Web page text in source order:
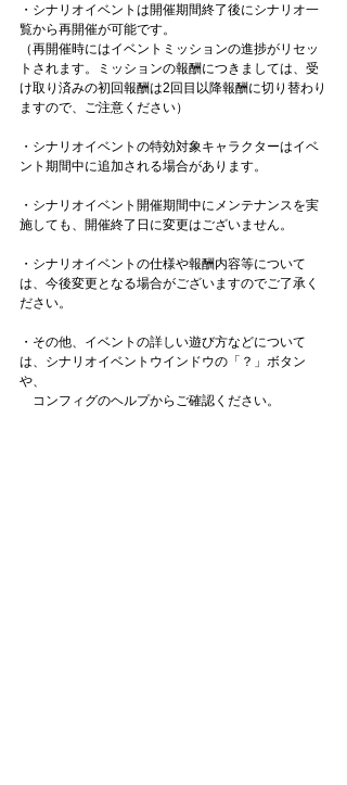
・シナリオイベントは開催期間終了後にシナリオ一
覧から再開催が可能です。
（再開催時にはイベントミッションの進捗がリセッ
トされます。ミッションの報酬につきましては、受
け取り済みの初回報酬は2回目以降報酬に切り替わり
ますので、ご注意ください）
・シナリオイベントの特効対象キャラクターはイベ
ント期間中に追加される場合があります。
・シナリオイベント開催期間中にメンテナンスを実
施しても、開催終了日に変更はございません。
・シナリオイベントの仕様や報酬内容等について
は、今後変更となる場合がございますのでご了承く
ださい。
・その他、イベントの詳しい遊び方などについて
は、シナリオイベントウインドウの「？」ボタン
や、
コンフィグのヘルプからご確認ください。